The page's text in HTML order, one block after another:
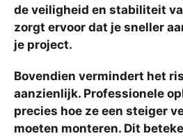
de veiligheid en stabiliteit
zorgt ervoor dat je sneller
je project.
Bovendien vermindert het
aanzienlijk. Professionele
precies hoe ze een steiger
moeten monteren. Dit